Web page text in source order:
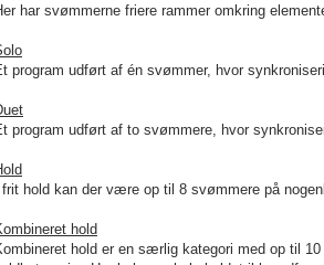
har svømmerne friere rammer omkring
program udført af én svømmer, hvor
program udført af to svømmere, hvor
I frit hold kan der være op til 8 svømmere på
hold
hold er en særlig kategori med op til